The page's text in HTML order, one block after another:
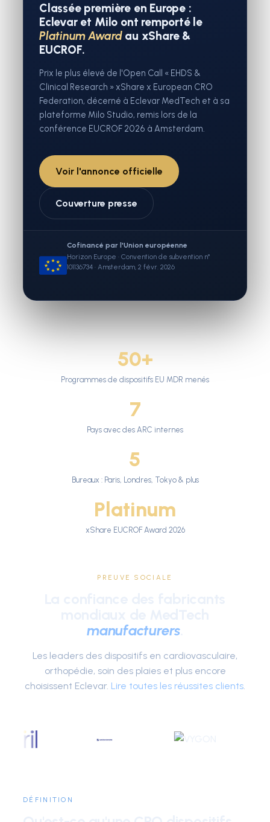
Classée première en Europe :
Eclevar et Milo ont remporté le
Platinum Awardau xShare &
EUCROF.
Prix le plus élevé de l'Open Call « EHDS &
Clinical Research » xShare x European CRO
Federation, décerné à Eclevar MedTech et à sa
plateforme Milo Studio, remis lors de la
conférence EUCROF 2026 à Amsterdam.
Voir l'annonce officielle
Couverture presse
Cofinancé par l'Union européenne
Horizon Europe · Convention de subvention n°
101136734 · Amsterdam, 2 févr. 2026
50+
Programmes de dispositifs EU MDR menés
7
Pays avec des ARC internes
5
Bureaux : Paris, Londres, Tokyo & plus
Platinum
xShare EUCROF Award 2026
PREUVE SOCIALE
manufacturers
Les leaders des dispositifs en cardiovasculaire,
orthopédie, soin des plaies et plus encore
choisissent Eclevar. Lire toutes les réussites clients.
DÉFINITION